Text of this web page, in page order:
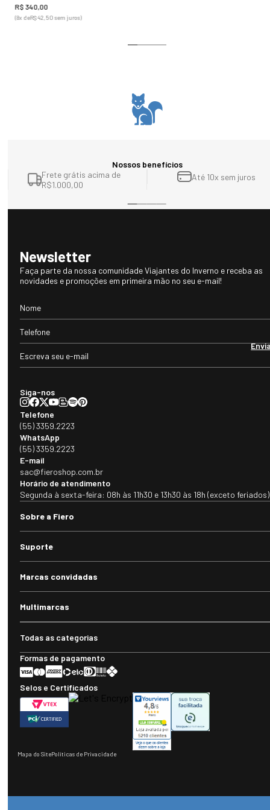
R$ 340,00
(8x deR$42 50sem juros)
Nossos benefícios
Frete grátis acima de
R$1.000,00
Até 10x sem juros
Newsletter
Faça parte da nossa comunidade Viajantes do Inverno e receba as
novidades e promoções em primeira mão no seu e-mail!
Siga-nos
Telefone
(55) 3359.2223
WhatsApp
(55) 3359.2223
E-mail
sac@fieroshop.com.br
Horário de atendimento
Segunda à sexta-feira: 08h às 11h30 e 13h30 às 18h (exceto feriados)
Sobre a Fiero
Suporte
Marcas convidadas
Multimarcas
Todas as categorias
Formas de pagamento
Selos e Certificados
Mapa do SitePolíticas de Privacidade